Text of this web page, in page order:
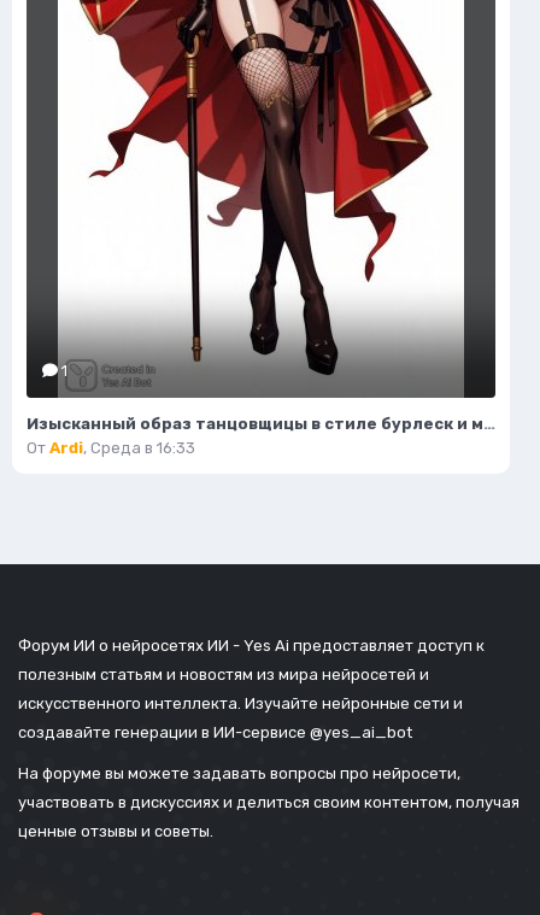
1
Изысканный образ танцовщицы в стиле бурлеск и модной иллюстрации. Нейронная сеть Flux
От Ardi, Среда в 16:33
Форум ИИ о нейросетях ИИ - Yes Ai предоставляет доступ к
полезным статьям и новостям из мира нейросетей и
искусственного интеллекта. Изучайте нейронные сети и
создавайте генерации в ИИ-сервисе @yes_ai_bot
На форуме вы можете задавать вопросы про нейросети,
участвовать в дискуссиях и делиться своим контентом, получая
ценные отзывы и советы.